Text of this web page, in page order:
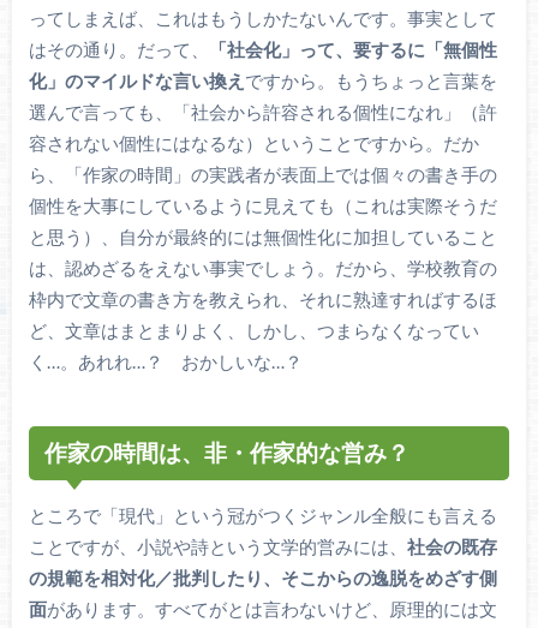
ってしまえば、これはもうしかたないんです。事実として
はその通り。だって、
「社会化」って、要するに「無個性
化」のマイルドな言い換え ですから。もうちょっと言葉を
選んで言っても、「社会から許容される個性になれ」（許
容されない個性にはなるな）ということですから。だか
ら、「作家の時間」の実践者が表面上では個々の書き手の
個性を大事にしているように見えても（これは実際そうだ
と思う）、自分が最終的には無個性化に加担していること
は、認めざるをえない事実でしょう。だから、学校教育の
枠内で文章の書き方を教えられ、それに熟達すればするほ
ど、文章はまとまりよく、しかし、つまらなくなってい
く…。あれれ…？ おかしいな…？
作家の時間は、非・作家的な営み？
ところで「現代」という冠がつくジャンル全般にも言える
ことですが、小説や詩という文学的営みには、 社会の既存
の規範を相対化／批判したり、そこからの逸脱をめざす側
面があります。すべてがとは言わないけど、原理的には文